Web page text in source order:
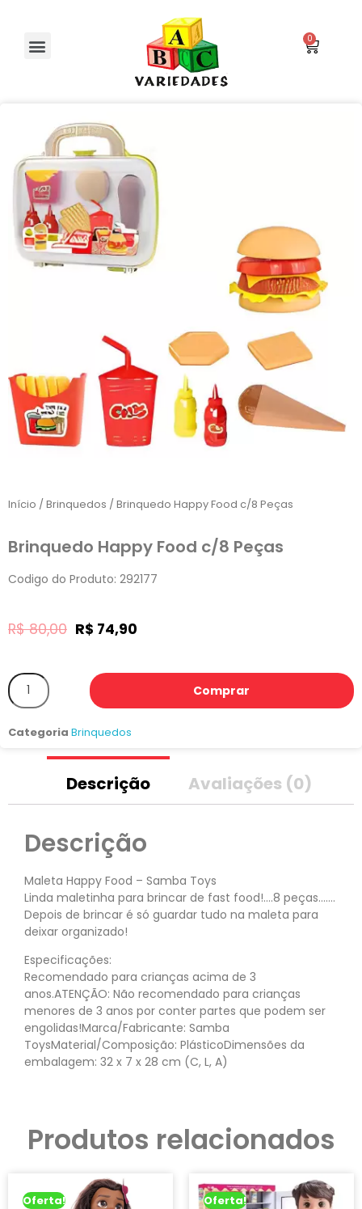
Início / Brinquedos / Brinquedo Happy Food c/8 Peças
Brinquedo Happy Food c/8 Peças
Codigo do Produto: 292177
R$80,00 R$ 74,90
Comprar
Categoria Brinquedos
Descrição Avaliações (0)
Descrição
Maleta Happy Food – Samba Toys
Linda maletinha para brincar de fast food!….8 peças…….
Depois de brincar é só guardar tudo na maleta para
deixar organizado!
Especificações:
Recomendado para crianças acima de 3
anos.ATENÇÃO: Não recomendado para crianças
menores de 3 anos por conter partes que podem ser
engolidas!Marca/Fabricante: Samba
ToysMaterial/Composição: PlásticoDimensões da
embalagem: 32 x 7 x 28 cm (C, L, A)
Produtos relacionados
Oferta! Oferta!